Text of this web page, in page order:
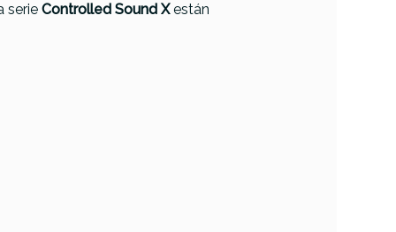
serieControlled Sound Xestán